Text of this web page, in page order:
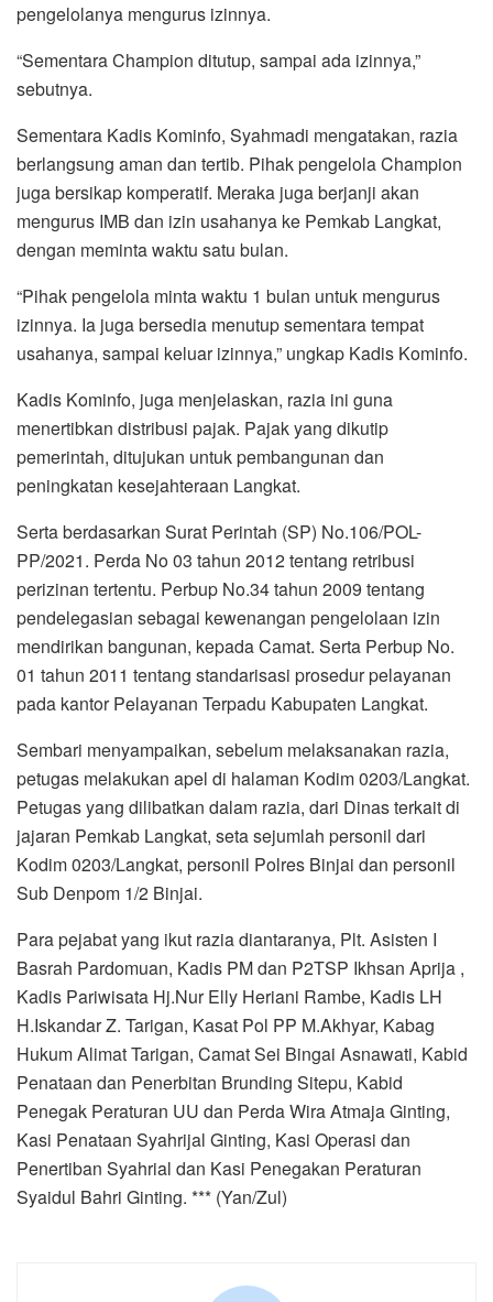
pengelolanya mengurus izinnya.
“Sementara Champion ditutup, sampai ada izinnya,”
sebutnya.
Sementara Kadis Kominfo, Syahmadi mengatakan, razia
berlangsung aman dan tertib. Pihak pengelola Champion
juga bersikap komperatif. Meraka juga berjanji akan
mengurus IMB dan izin usahanya ke Pemkab Langkat,
dengan meminta waktu satu bulan.
“Pihak pengelola minta waktu 1 bulan untuk mengurus
izinnya. Ia juga bersedia menutup sementara tempat
usahanya, sampai keluar izinnya,” ungkap Kadis Kominfo.
Kadis Kominfo, juga menjelaskan, razia ini guna
menertibkan distribusi pajak. Pajak yang dikutip
pemerintah, ditujukan untuk pembangunan dan
peningkatan kesejahteraan Langkat.
Serta berdasarkan Surat Perintah (SP) No.106/POL-
PP/2021. Perda No 03 tahun 2012 tentang retribusi
perizinan tertentu. Perbup No.34 tahun 2009 tentang
pendelegasian sebagai kewenangan pengelolaan izin
mendirikan bangunan, kepada Camat. Serta Perbup No.
01 tahun 2011 tentang standarisasi prosedur pelayanan
pada kantor Pelayanan Terpadu Kabupaten Langkat.
Sembari menyampaikan, sebelum melaksanakan razia,
petugas melakukan apel di halaman Kodim 0203/Langkat.
Petugas yang dilibatkan dalam razia, dari Dinas terkait di
jajaran Pemkab Langkat, seta sejumlah personil dari
Kodim 0203/Langkat, personil Polres Binjai dan personil
Sub Denpom 1/2 Binjai.
Para pejabat yang ikut razia diantaranya, Plt. Asisten I
Basrah Pardomuan, Kadis PM dan P2TSP Ikhsan Aprija ,
Kadis Pariwisata Hj.Nur Elly Heriani Rambe, Kadis LH
H.Iskandar Z. Tarigan, Kasat Pol PP M.Akhyar, Kabag
Hukum Alimat Tarigan, Camat Sei Bingai Asnawati, Kabid
Penataan dan Penerbitan Brunding Sitepu, Kabid
Penegak Peraturan UU dan Perda Wira Atmaja Ginting,
Kasi Penataan Syahrijal Ginting, Kasi Operasi dan
Penertiban Syahrial dan Kasi Penegakan Peraturan
Syaidul Bahri Ginting. *** (Yan/Zul)